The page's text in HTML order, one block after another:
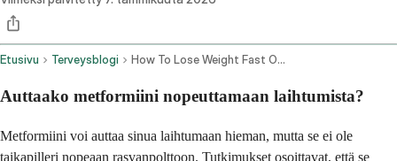
Etusivu Terveysblogi How To Lose Weight Fast On Metformin
Auttaako metformiini nopeuttamaan laihtumista?
Metformiini voi auttaa sinua laihtumaan hieman, mutta se ei ole
taikapilleri nopeaan rasvanpolttoon. Tutkimukset osoittavat, että se